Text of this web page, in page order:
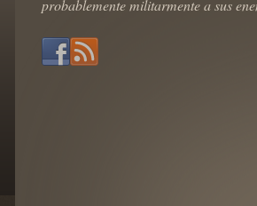
probablemente militarmente a sus